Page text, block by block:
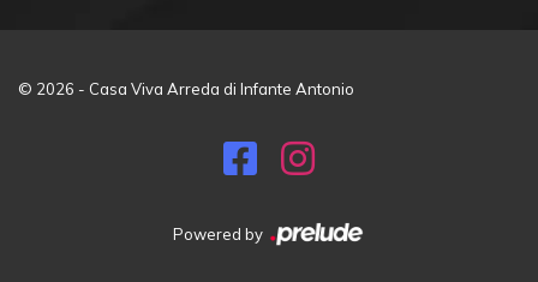
© 2026 - Casa Viva Arreda di Infante Antonio
Powered by